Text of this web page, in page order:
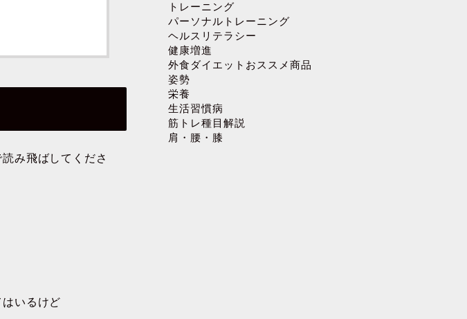
み飛ばしてくださ
いるけど
トレーニング
パーソナルトレーニング
ヘルスリテラシー
健康増進
外食ダイエットおススメ商品
姿勢
栄養
生活習慣病
筋トレ種目解説
肩・腰・膝